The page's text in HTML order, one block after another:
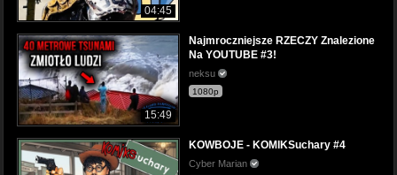
04:45
15:49
Najmroczniejsze RZECZY Znalezione
Na YOUTUBE #3!
neksu
1080p
KOWBOJE - KOMIKSuchary #4
Cyber Marian